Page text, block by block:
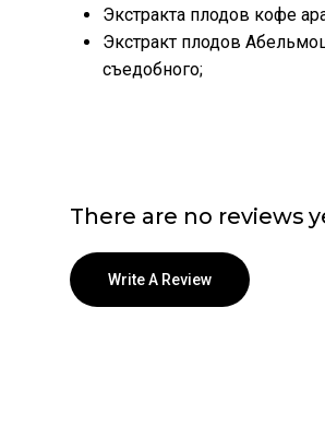
Экстракта плодов кофе
Экстракт плодов
съедобного;
There are no reviews
Write A Review